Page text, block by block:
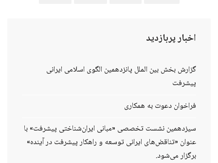
اخبارپربازدید
گزارش بخش بین الملل پانزدهمین الگوی اسلامی ایرانی
پیشرفت
فراخوان دعوت به همکاری
سیزدهمین نشست تخصصی «مبانی ایران‌شناختی پیشرفت» با
عنوان «تناقض‌های ایرانی توسعه و راهکار پیشرفت در آینده»
برگزار می‌شود.